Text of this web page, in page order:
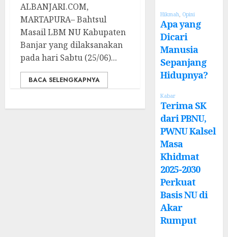
ALBANJARI.COM,
MARTAPURA– Bahtsul
Masail LBM NU Kabupaten
Banjar yang dilaksanakan
pada hari Sabtu (25/06)...
BACA SELENGKAPNYA
Hikmah, Opini
Apa yang
Dicari
Manusia
Sepanjang
Hidupnya?
Kabar
Terima SK
dari PBNU,
PWNU Kalsel
Masa
Khidmat
2025-2030
Perkuat
Basis NU di
Akar
Rumput